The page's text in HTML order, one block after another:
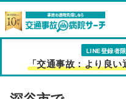
LINE登録者限
「交通事故：より良い